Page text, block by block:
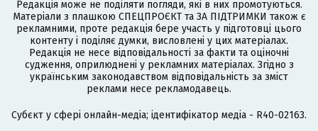
Редакція може не поділяти погляди, які в них промотуються.
Матеріали з плашкою СПЕЦПРОЄКТ та ЗА ПІДТРИМКИ також є
рекламними, проте редакція бере участь у підготовці цього
контенту і поділяє думки, висловлені у цих матеріалах.
Редакція не несе відповідальності за факти та оціночні
судження, оприлюднені у рекламних матеріалах. Згідно з
українським законодавством відповідальність за зміст
реклами несе рекламодавець.
Cубєкт у сфері онлайн-медіа; ідентифікатор медіа - R40-02163.